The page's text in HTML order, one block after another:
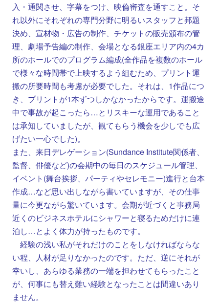
入・通関させ、字幕をつけ、映倫審査を通すこと。そ
れ以外にそれぞれの専門分野に明るいスタッフと邦題
決め、宣材物・広告の制作、チケットの販売頒布の管
理、劇場予告編の制作、会場となる銀座エリア内の4カ
所のホールでのプログラム編成(全作品を複数のホール
で様々な時間帯で上映するよう組むため、プリント運
搬の所要時間も考慮が必要でした。それは、1作品につ
き、プリントが1本ずつしかなかったからです。運搬途
中で事故が起こったら…とリスキーな運用であること
は承知していましたが、観てもらう機会を少しでも広
げたい一心でした)。
また、来日デレゲーション(Sundance Institute関係者、
監督、俳優など)の会期中の毎日のスケジュール管理、
イベント(舞台挨拶、パーティやセレモニー)進行と台本
作成…など思い出しながら書いていますが、その仕事
量に今更ながら驚いています。会期が近づくと事務局
近くのビジネスホテルにシャワーと寝るためだけに連
泊し…とよく体力が持ったものです。
経験の浅い私がそれだけのことをしなければならな
い程、人材が足りなかったのです。ただ、逆にそれが
幸いし、あらゆる業務の一端を担わせてもらったこと
が、何事にも替え難い経験となったことは間違いあり
ません。